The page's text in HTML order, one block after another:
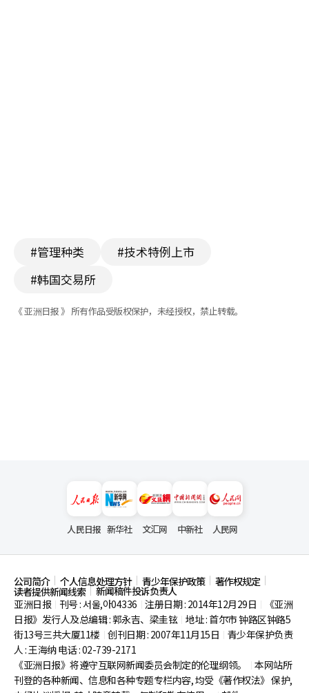
#管理种类
#技术特例上市
#韩国交易所
《 亚洲日报 》 所有作品受版权保护，未经授权，禁止转载。
人民日报 新华社 文汇网 中新社 人民网
公司简介 个人信息处理方针 青少年保护政策 著作权规定
读者提供新闻线索
新闻稿件投诉负责人
亚洲日报
刊号 : 서울,아04336 注册日期 : 2014年12月29日
《亚洲
日报》发行人及总编辑 : 郭永吉、梁圭铉 地址 : 首尔市钟路区钟路5
街13号三共大厦11楼 创刊日期 : 2007年11月15日
青少年保护负责
人 : 王海纳 电话 : 02-739-2171
《亚洲日报》将遵守互联网新闻委员会制定的伦理纲领。
本网站所
刊登的各种新闻、信息和各种专题专栏内容, 均受《著作权法》 保护,